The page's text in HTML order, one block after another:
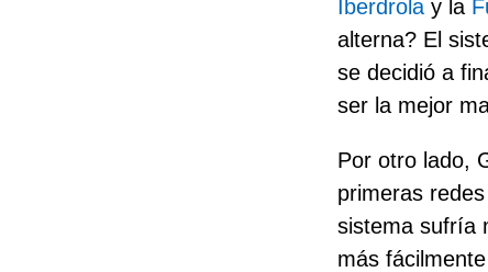
Iberdrola y la
alterna? El
se decidió a
ser la mejor
Por otro lado,
primeras
sistema sufría
más